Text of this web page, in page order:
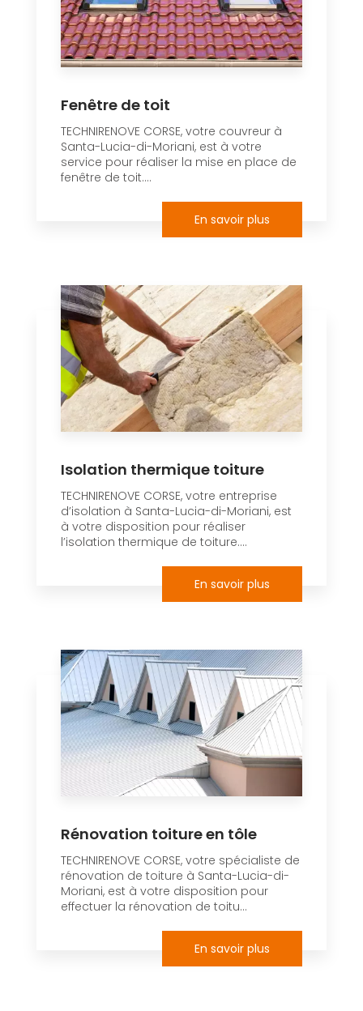
Fenêtre de toit
TECHNIRENOVE CORSE, votre couvreur à
Santa-Lucia-di-Moriani, est à votre
service pour réaliser la mise en place de
fenêtre de toit....
En savoir plus
Isolation thermique toiture
TECHNIRENOVE CORSE, votre entreprise
d’isolation à Santa-Lucia-di-Moriani, est
à votre disposition pour réaliser
l’isolation thermique de toiture....
En savoir plus
Rénovation toiture en tôle
TECHNIRENOVE CORSE, votre spécialiste de
rénovation de toiture à Santa-Lucia-di-
Moriani, est à votre disposition pour
effectuer la rénovation de toitu...
En savoir plus